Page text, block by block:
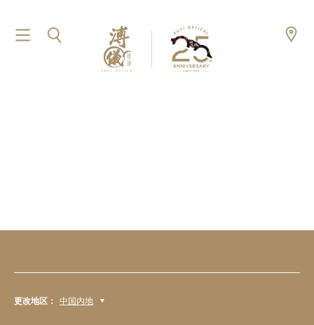
更改地区： 中国内地